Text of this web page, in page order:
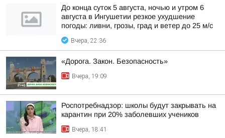
До конца суток 5 августа, ночью и утром 6
августа в Ингушетии резкое ухудшение
погоды: ливни, грозы, град и ветер до 25 м/с
Вчера, 22:36
«Дорога. Закон. Безопасность»
Вчера, 19:09
Роспотребнадзор: школы будут закрывать на
карантин при 20% заболевших учеников
Вчера, 18:41